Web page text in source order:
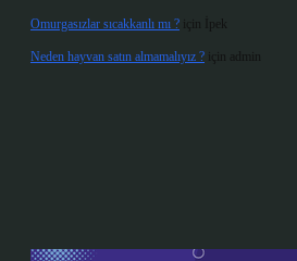
Omurgasızlar sıcakkanlı mı ? için İpek
Neden hayvan satın almamalıyız ? için admin